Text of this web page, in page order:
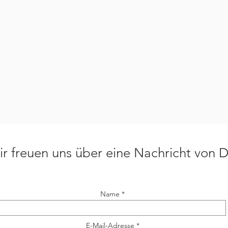
freuen uns über eine Nachricht von
Name
E-Mail-Adresse